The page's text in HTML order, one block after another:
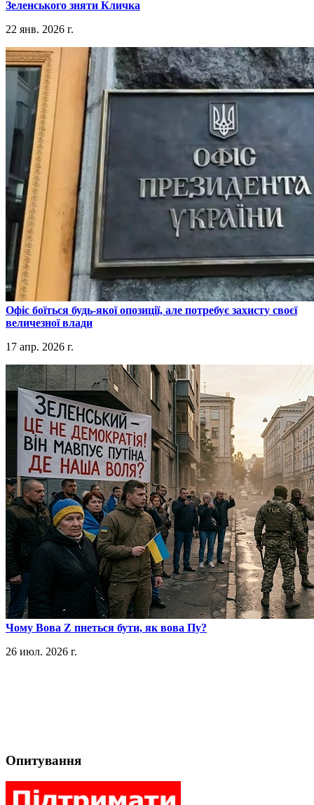
Зеленського зняти Кличка
22 янв. 2026 г.
​Офіс боїться будь-якої опозиції, але потребує захисту своєї
величезної влади
17 апр. 2026 г.
​Чому Вова Z пнеться бути, як вова Пу?
26 июл. 2026 г.
Опитування